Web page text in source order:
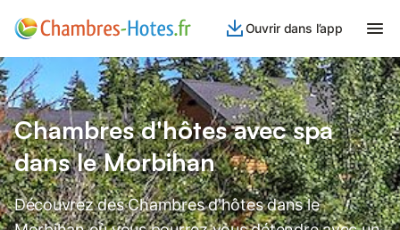
Ouvrir dans l’app
Chambres d'hôtes avec spa
dans le Morbihan
Découvrez des Chambres d'hôtes dans le